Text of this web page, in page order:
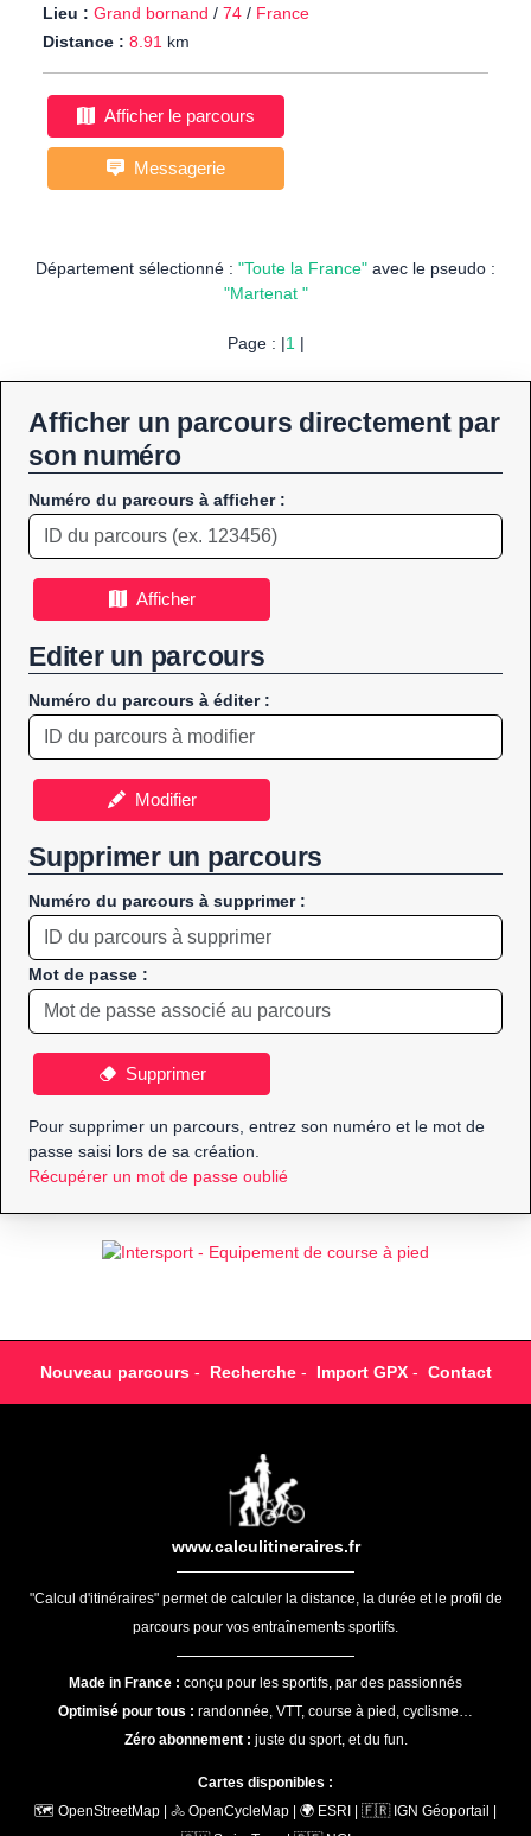
Lieu : Grand bornand / 74 / France
Distance : 8.91 km
Afficher le parcours
Messagerie
Département sélectionné : "Toute la France" avec le pseudo :
"Martenat "
Page : |1|
Afficher un parcours directement par
son numéro
Numéro du parcours à afficher :
Afficher
Editer un parcours
Numéro du parcours à éditer :
Modifier
Supprimer un parcours
Numéro du parcours à supprimer :
Mot de passe :
Supprimer
Pour supprimer un parcours, entrez son numéro et le mot de
passe saisi lors de sa création.
Récupérer un mot de passe oublié
Nouveau parcours- Recherche- Import GPX- Contact
www.calculitineraires.fr
"Calcul d'itinéraires" permet de calculer la distance, la durée et le profil de
parcours pour vos entraînements sportifs.
Made in France : conçu pour les sportifs, par des passionnés
Optimisé pour tous : randonnée, VTT, course à pied, cyclisme…
Zéro abonnement : juste du sport, et du fun.
Cartes disponibles :
🗺️ OpenStreetMap | 🚴 OpenCycleMap | 🌍 ESRI | 🇫🇷 IGN Géoportail |